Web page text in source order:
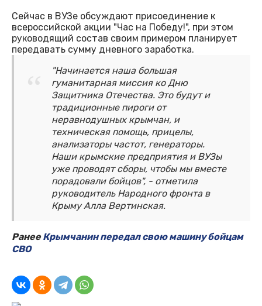
Сейчас в ВУЗе обсуждают присоединение к
всероссийской акции "Час на Победу!", при этом
руководящий состав своим примером планирует
передавать сумму дневного заработка.
"Начинается наша большая
гуманитарная миссия ко Дню
Защитника Отечества. Это будут и
традиционные пироги от
неравнодушных крымчан, и
техническая помощь, прицелы,
анализаторы частот, генераторы.
Наши крымские предприятия и ВУЗы
уже проводят сборы, чтобы мы вместе
порадовали бойцов", - отметила
руководитель Народного фронта в
Крыму Алла Вертинская.
РанееКрымчанин передал свою машину бойцам
СВО